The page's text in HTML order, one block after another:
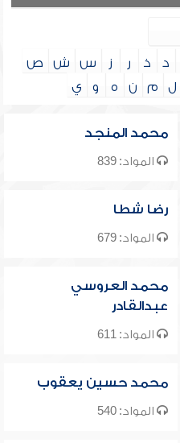
د ذ ر ز س ش
ص
ل م ن ه و ي
محمد المنجد
المواد: 839
رضا شطا
المواد: 679
محمد العروسي
عبدالقادر
المواد: 611
محمد حسين يعقوب
المواد: 540